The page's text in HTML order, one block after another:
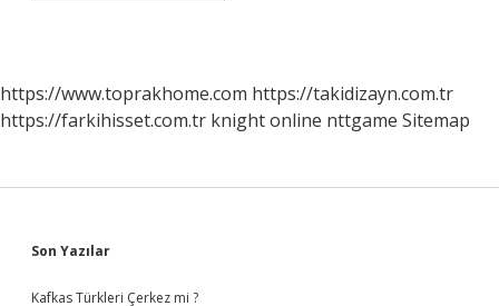
https://www.toprakhome.com https://takidizayn.com.tr
https://farkihisset.com.tr knight online nttgame Sitemap
Sidebar
Son Yazılar
Kafkas Türkleri Çerkez mi ?